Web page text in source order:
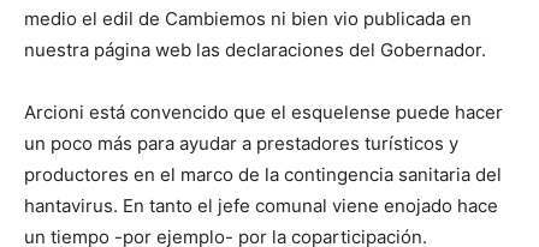
medio el edil de Cambiemos ni bien vio publicada en
nuestra página web las declaraciones del Gobernador.
Arcioni está convencido que el esquelense puede hacer
un poco más para ayudar a prestadores turísticos y
productores en el marco de la contingencia sanitaria del
hantavirus. En tanto el jefe comunal viene enojado hace
un tiempo -por ejemplo- por la coparticipación.